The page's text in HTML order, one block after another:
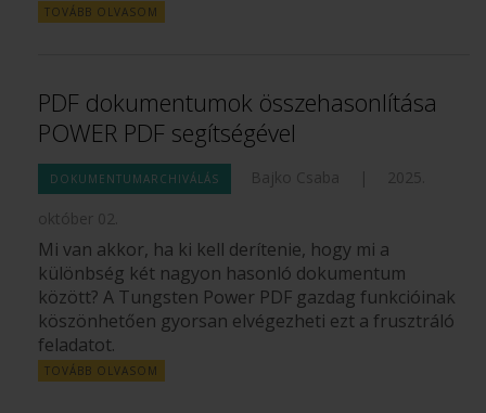
TOVÁBB OLVASOM
PDF dokumentumok összehasonlítása
POWER PDF segítségével
DOKUMENTUMARCHIVÁLÁS Bajko Csaba |
2025.
október 02.
Mi van akkor, ha ki kell derítenie, hogy mi a
különbség két nagyon hasonló dokumentum
között? A Tungsten Power PDF gazdag funkcióinak
köszönhetően gyorsan elvégezheti ezt a frusztráló
feladatot.
TOVÁBB OLVASOM